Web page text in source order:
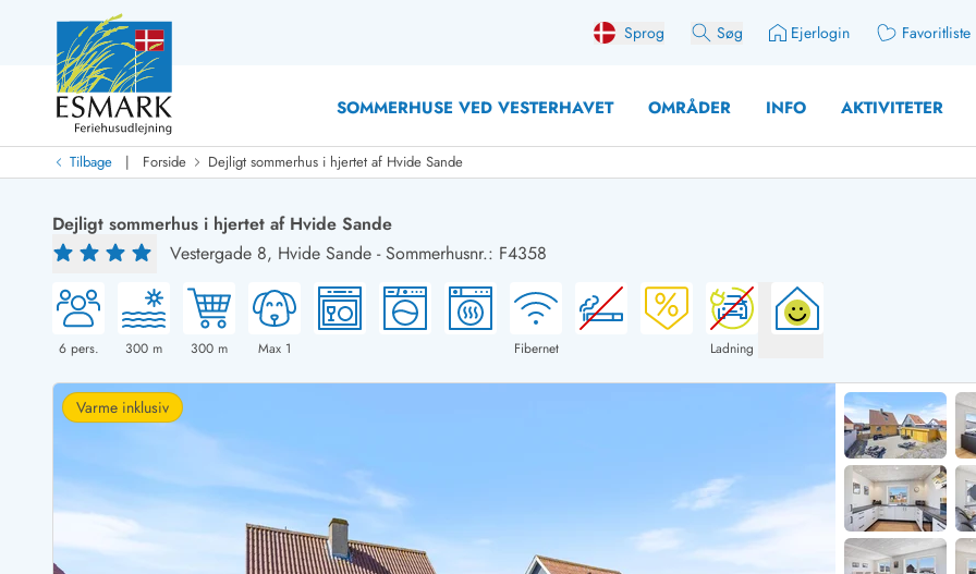
Sprog Søg Ejerlogin Favoritliste
SOMMERHUSE VED VESTERHAVET OMRÅDER INFO AKTIVITETER
Last Minute
Last minute
Nyheder
Nyheder hos Esmark Med swimmingpoolSommerhuse med hund
Nyrenoverede sommerhuse
Sommerhuse med slutrengøring inklusive
Sommerhuse tæt ved vandet
Nybyggede sommerhuse
Sommerhuse med sauna
Sommerhuse med udsigt
Sommerhuse med spa
Sommerhuse med fredagsskift
Sommerhuse med lørdagsskift
Sommerhuse med søndagsskift
Sommerhuse med plads til fangsten
Sommerhuse med aktivitetsrum
Sommerhuse for 4 Personer
Sommerhuse for 8 Personer
Sommerhuse for 10
Sommerhuse for 12
Sommerhuse i
Sommerhuse i
Sommerhuse i
Sommerhuse i
Sommerhuse i juleferien
Sommerhuse til nytår
Tilbage | Forside Dejligt sommerhus i hjertet af Hvide Sande
Dejligt sommerhus i hjertet af Hvide Sande
Vestergade 8, Hvide Sande -Sommerhusnr.: F4358
6pers. 300 m 300 m Max 1 Fibernet Ladning
Varme inklusiv